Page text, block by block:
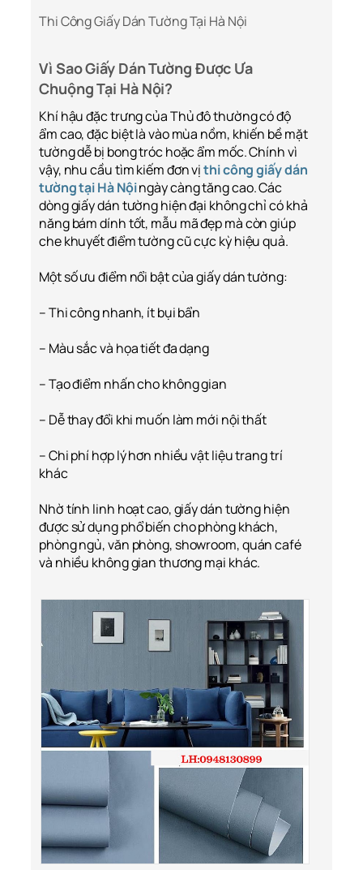
Thi Công Giấy Dán Tường Tại Hà Nội
Vì Sao Giấy Dán Tường Được Ưa
Chuộng Tại Hà Nội?
Khí hậu đặc trưng của Thủ đô thường có độ
ẩm cao, đặc biệt là vào mùa nồm, khiến bề mặt
tường dễ bị bong tróc hoặc ẩm mốc. Chính vì
vậy, nhu cầu tìm kiếm đơn vịthi công giấy dán
tường tại Hà Nộingày càng tăng cao. Các
dòng giấy dán tường hiện đại không chỉ có khả
năng bám dính tốt, mẫu mã đẹp mà còn giúp
che khuyết điểm tường cũ cực kỳ hiệu quả.
Một số ưu điểm nổi bật của giấy dán tường:
– Thi công nhanh, ít bụi bẩn
– Màu sắc và họa tiết đa dạng
– Tạo điểm nhấn cho không gian
– Dễ thay đổi khi muốn làm mới nội thất
– Chi phí hợp lý hơn nhiều vật liệu trang trí
khác
Nhờ tính linh hoạt cao, giấy dán tường hiện
được sử dụng phổ biến cho phòng khách,
phòng ngủ, văn phòng, showroom, quán café
và nhiều không gian thương mại khác.